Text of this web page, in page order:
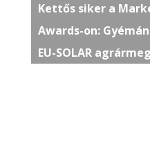
Kettős siker a
Awards-on:
EU-SOLAR